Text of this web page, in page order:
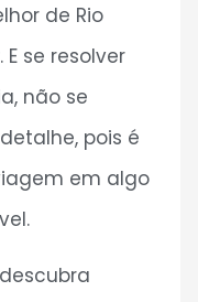
de Rio
se resolver
não se
pois é
em algo